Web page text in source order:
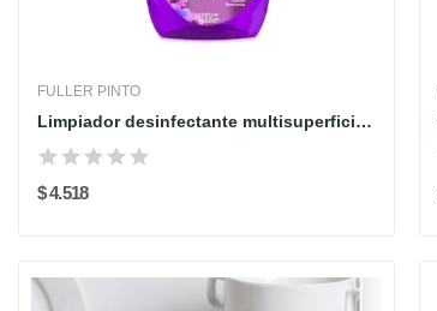
FULLER PINTO
Limpiador desinfectante multisuperficies...
$ 4.518